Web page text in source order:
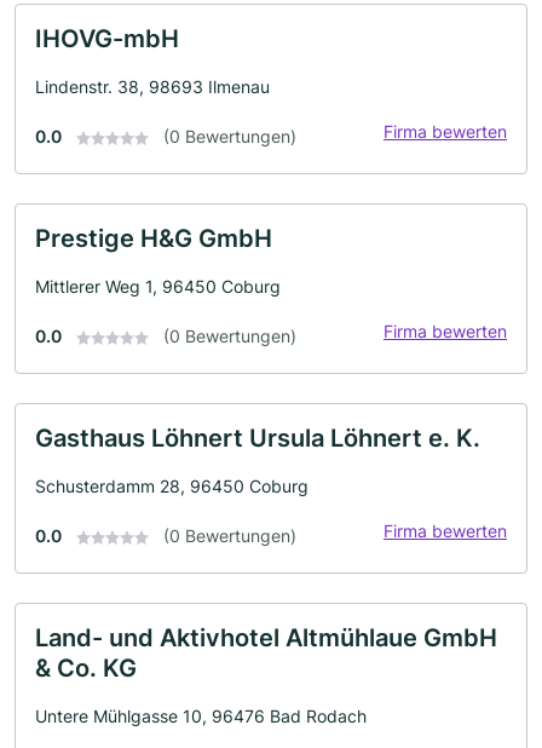
IHOVG-mbH
Lindenstr. 38, 98693 Ilmenau
0.0 (0 Bewertungen) Firma bewerten
Prestige H&G GmbH
Mittlerer Weg 1, 96450 Coburg
0.0 (0 Bewertungen) Firma bewerten
Gasthaus Löhnert Ursula Löhnert e. K.
Schusterdamm 28, 96450 Coburg
0.0 (0 Bewertungen) Firma bewerten
Land- und Aktivhotel Altmühlaue GmbH
& Co. KG
Untere Mühlgasse 10, 96476 Bad Rodach